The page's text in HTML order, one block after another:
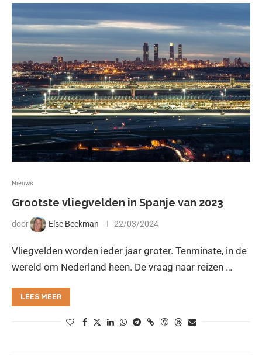
Nieuws
Grootste vliegvelden in Spanje van 2023
door Else Beekman 22/03/2024
Vliegvelden worden ieder jaar groter. Tenminste, in de
wereld om Nederland heen. De vraag naar reizen …
LEES MEER